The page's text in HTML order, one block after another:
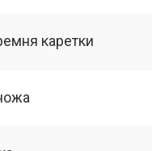
каретки